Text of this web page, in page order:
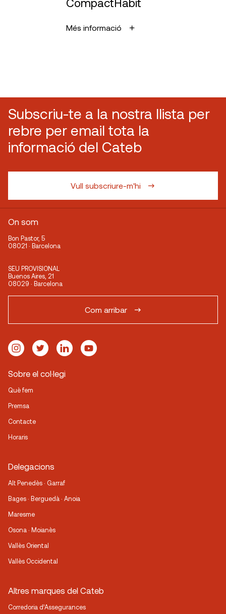
Més informació
Subscriu-te a la nostra llista per
rebre per email tota la
informació del Cateb
Vull subscriure-m'hi
On som
Bon Pastor, 5
08021 · Barcelona
SEU PROVISIONAL
Buenos Aires, 21
08029 · Barcelona
Com arribar
Sobre el col·legi
Què fem
Premsa
Contacte
Horaris
Delegacions
Alt Penedès · Garraf
Bages · Berguedà · Anoia
Maresme
Osona · Moianès
Vallès Oriental
Vallès Occidental
Altres marques del Cateb
Corredoria d’Assegurances